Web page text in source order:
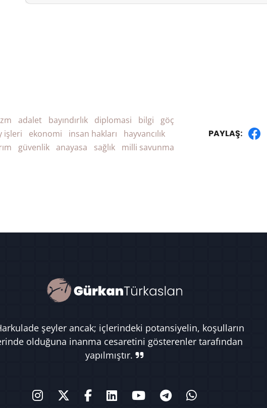
adalet bayındırlık diplomasi bilgi
göç
işleri ekonomi insan hakları
hayvancılık
güvenlik anayasa sağlık milli savunma
PAYLAŞ:
şeyler ancak; içlerindeki potansiyelin, koşulların
olduğuna inanma cesaretini gösterenler tarafından
yapılmıştır.